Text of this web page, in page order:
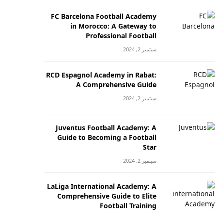
FC Barcelona Football Academy
in Morocco: A Gateway to
Professional Football
سبتمبر 2, 2024
RCD Espagnol Academy in Rabat:
A Comprehensive Guide
سبتمبر 2, 2024
Juventus Football Academy: A
Guide to Becoming a Football
Star
سبتمبر 2, 2024
LaLiga International Academy: A
Comprehensive Guide to Elite
Football Training